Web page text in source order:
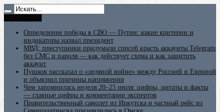
Определение победы в СВО — Путин: какие критерии и
индикаторы назвал президент
МВД: преступники придумали способ красть аккаунты Telegram
без СМС и пароля — как действует схема и как защитить
аккаунт
Пушков рассказал о «ледяной войне» между Россией и Европой
и объяснил причины напряжения
Чем запомнилась неделя 20–25 июля: цифры, цитаты и факты
— главные цифры и комментарии экспертов
Правительственный самолет из Иркутска и частный рейс из